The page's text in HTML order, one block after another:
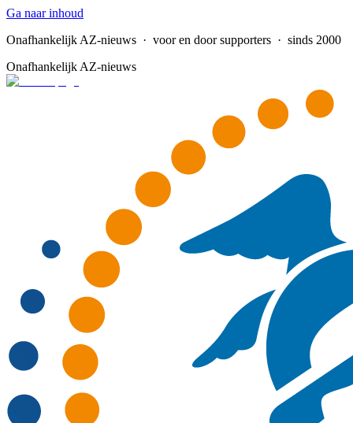
Ga naar inhoud
Onafhankelijk AZ-nieuws · voor en door supporters · sinds 2000
Onafhankelijk AZ-nieuws